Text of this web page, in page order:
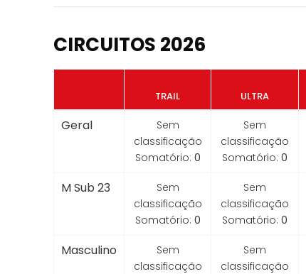
CIRCUITOS 2026
TRAIL ULTRA
Geral
Sem
classificação
Somatório: 0
Sem
classificação
Somatório: 0
M Sub 23
Sem
classificação
Somatório: 0
Sem
classificação
Somatório: 0
Masculino
Sem
classificação
Sem
classificação